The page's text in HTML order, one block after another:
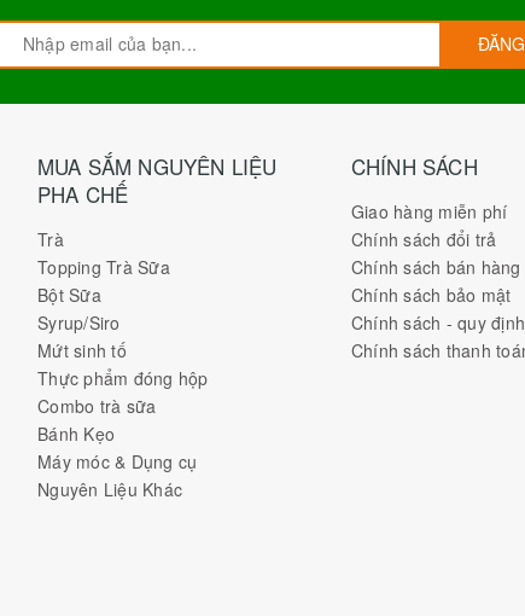
MUA SẮM NGUYÊN LIỆU
PHA CHẾ
Trà
Topping Trà Sữa
Bột Sữa
Syrup/Siro
Mứt sinh tố
Thực phẩm đóng hộp
Combo trà sữa
Bánh Kẹo
Máy móc & Dụng cụ
Nguyên Liệu Khác
CHÍNH SÁCH
Giao hàng miễn phí
Chính sách đổi trả
Chính sách bán hàng
Chính sách bảo mật
Chính sách - quy
Chính sách thanh